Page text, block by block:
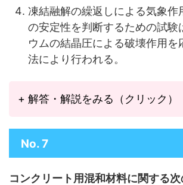
凍結融解の繰返しによる気象作
の安定性を判断するための試験
ウムの結晶圧による破壊作用を
法により行われる。
+ 解答・解説をみる（クリック）
No. 7
コンクリート用混和材料に関する